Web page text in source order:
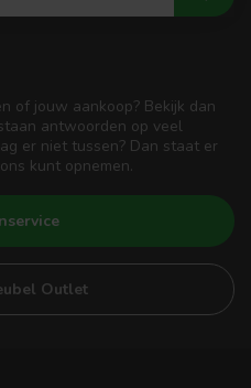
of jouw aankoop? Bekijk dan
antwoorden op veel
er niet tussen? Dan staat er
kunt opnemen.
Outlet